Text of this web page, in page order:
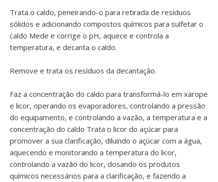
Trata o caldo, peneirando-o para retirada de resíduos
sólidos e adicionando compostos químicos para sulfetar o
caldo Mede e corrige o pH, aquece e controla a
temperatura, e decanta o caldo.
Remove e trata os resíduos da decantação.
Faz a concentração do caldo para transformá-lo em xarope
e licor, operando os evaporadores, controlando a pressão
do equipamento, e controlando a vazão, a temperatura e a
concentração do caldo Trata o licor do açúcar para
promover a sua clarificação, diluindo o açúcar com a água,
aquecendo e monitorando a temperatura do licor,
controlando a vazão do licor, dosando os produtos
químicos necessários para a clarificação, e fazendo a